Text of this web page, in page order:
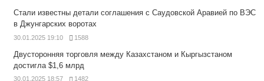
Стали известны детали соглашения с Саудовской Аравией по ВЭС
в Джунгарских воротах
30.01.2025 19:10 1588
Двусторонняя торговля между Казахстаном и Кыргызстаном
достигла $1,6 млрд
30.01.2025 18:57 1482